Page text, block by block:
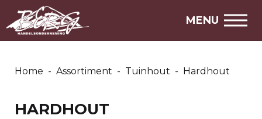
MENU
Home - Assortiment - Tuinhout - Hardhout
HARDHOUT